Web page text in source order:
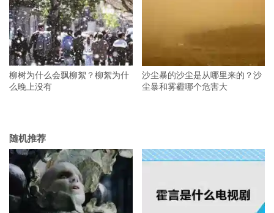
柳树为什么会飘柳絮？柳絮为什
么晚上没有
沙尘暴的沙尘是从哪里来的？沙
尘暴和雾霾哪个危害大
随机推荐